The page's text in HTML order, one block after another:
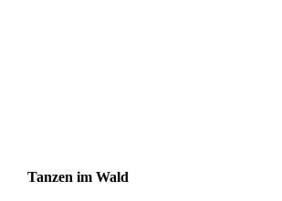
Tan­zen im Wald